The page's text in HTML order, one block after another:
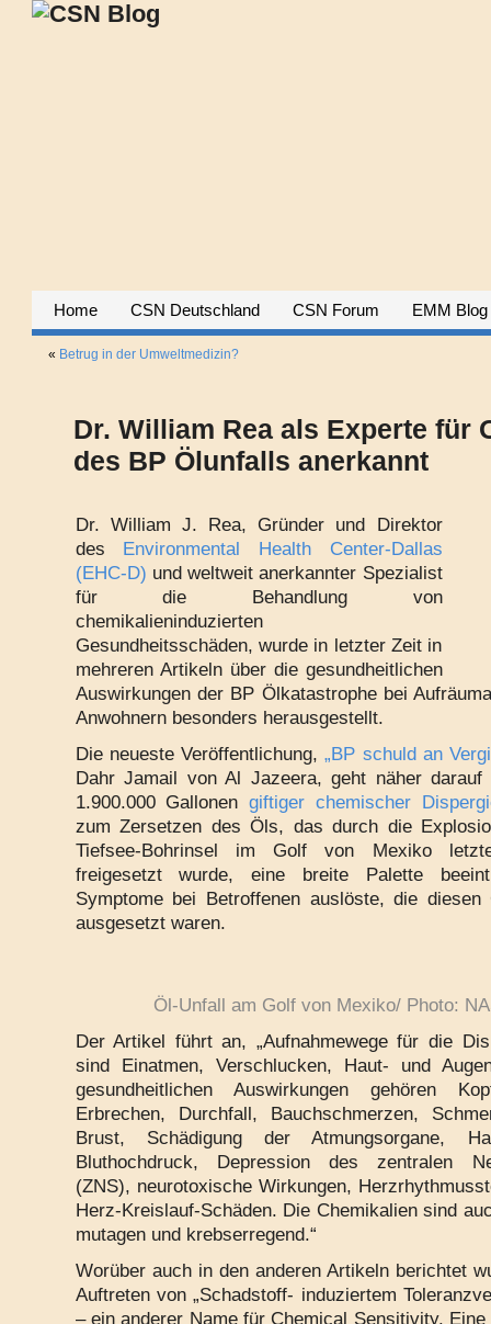
Home CSN Deutschland CSN Forum EMM Blog
« Betrug in der Umweltmedizin?
Dr. William Rea als Experte für
des BP Ölunfalls anerkannt
Dr. William J. Rea, Gründer und Direktor
des Environmental Health Center-Dallas
(EHC-D) und weltweit anerkannter Spezialist
für die Behandlung von
chemikalieninduzierten
Gesundheitsschäden, wurde in letzter Zeit in
mehreren Artikeln über die gesundheitlichen
Auswirkungen der BP Ölkatastrophe bei
Anwohnern besonders herausgestellt.
Die neueste Veröffentlichung,„BP schuld an
Dahr Jamail von Al Jazeera, geht näher
1.900.000 Gallonengiftiger chemischer
zum Zersetzen des Öls, das durch die
Tiefsee-Bohrinsel im Golf von Mexiko
freigesetzt wurde, eine breite Palette
Symptome bei Betroffenen auslöste, die diesen
ausgesetzt waren.
Öl-Unfall am Golf von Mexiko/ Photo:
Der Artikel führt an, „Aufnahmewege für die
sind Einatmen, Verschlucken, Haut- und
gesundheitlichen Auswirkungen gehören
Erbrechen, Durchfall, Bauchschmerzen,
Brust, Schädigung der Atmungsorgane,
Bluthochdruck, Depression des zentralen
(ZNS), neurotoxische Wirkungen,
Herz-Kreislauf-Schäden. Die Chemikalien sind
mutagen und krebserregend.“
Worüber auch in den anderen Artikeln berichtet
Auftreten von „Schadstoff- induziertem
– ein anderer Name für Chemical Sensitivity. Eine